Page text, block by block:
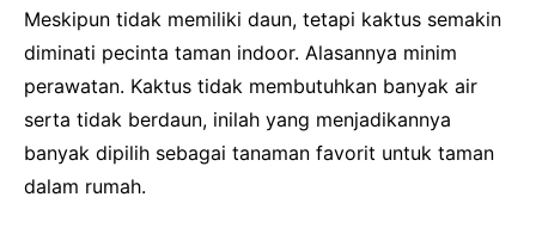
Meskipun tidak memiliki daun, tetapi kaktus semakin
diminati pecinta taman indoor. Alasannya minim
perawatan. Kaktus tidak membutuhkan banyak air
serta tidak berdaun, inilah yang menjadikannya
banyak dipilih sebagai tanaman favorit untuk taman
dalam rumah.